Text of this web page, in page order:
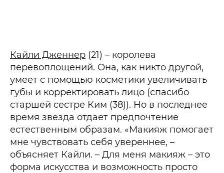
Кайли Дженнер (21) – королева
перевоплощений. Она, как никто другой,
умеет с помощью косметики увеличивать
губы и корректировать лицо (спасибо
старшей сестре Ким (38)). Но в последнее
время звезда отдает предпочтение
естественным образам. «Макияж помогает
мне чувствовать себя увереннее, –
объясняет Кайли. – Для меня макияж – это
форма искусства и возможность просто